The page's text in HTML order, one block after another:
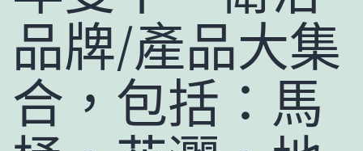
品牌/產品大集
合，包括：馬